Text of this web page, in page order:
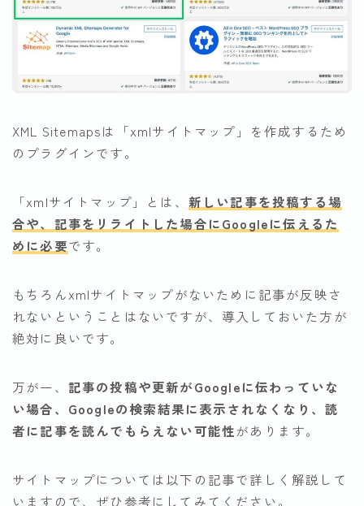
XML Sitemapsは「xmlサイトマップ」を作成するため
のプラグインです。
「xmlサイトマップ」とは、 新しい記事を投稿する場
合や、記事をリライトした場合にGoogleに伝えるた
めに必要です。
もちろんxmlサイトマップがないために記事が反映さ
れないということはないですが、導入しておいた方が
絶対に良いです。
万が一、 記事の投稿や更新がGoogleに伝わっていな
い場合、Googleの検索結果に表示されなくなり、読
者に記事を読んでもらえない可能性があります。
サイトマップについては以下の記事で詳しく解説して
いますので、ぜひ参考にしてみてください。